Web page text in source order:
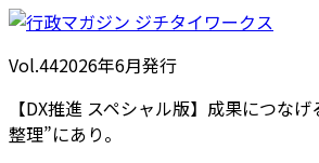
Vol.442026年6月発行
【DX推進 スペシャル版】成果につな
整理”にあり。